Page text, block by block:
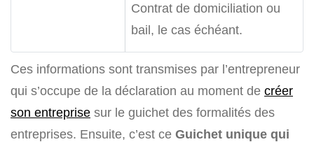
Contrat de domiciliation ou
bail, le cas échéant.
Ces informations sont transmises par l’entrepreneur
qui s’occupe de la déclaration au moment de créer
son entreprise sur le guichet des formalités des
entreprises. Ensuite, c’est ce Guichet unique qui